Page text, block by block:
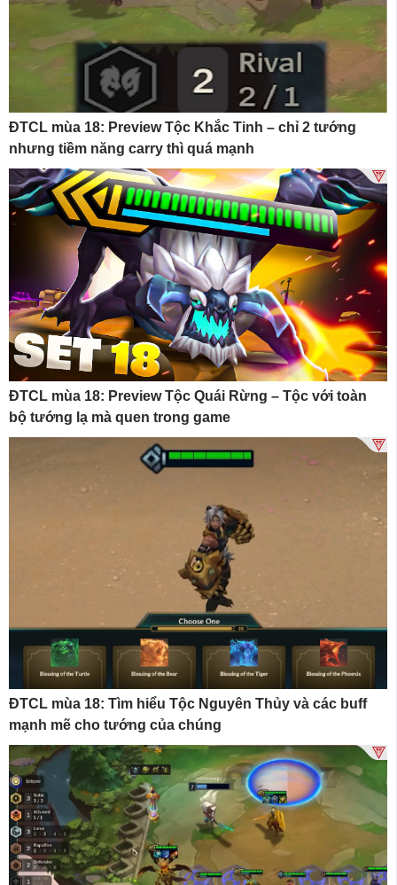
ĐTCL mùa 18: Preview Tộc Khắc Tinh – chỉ 2 tướng
nhưng tiềm năng carry thì quá mạnh
ĐTCL mùa 18: Preview Tộc Quái Rừng – Tộc với toàn
bộ tướng lạ mà quen trong game
ĐTCL mùa 18: Tìm hiểu Tộc Nguyên Thủy và các buff
mạnh mẽ cho tướng của chúng